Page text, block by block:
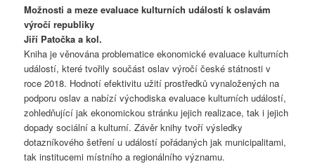
Možnosti a meze evaluace kulturních událostí k oslavám
výročí republiky
Jiří Patočka a kol.
Kniha je věnována problematice ekonomické evaluace kulturních
událostí, které tvořily součást oslav výročí české státnosti v
roce 2018. Hodnotí efektivitu užití prostředků vynaložených na
podporu oslav a nabízí východiska evaluace kulturních událostí,
zohledňující jak ekonomickou stránku jejich realizace, tak i jejich
dopady sociální a kulturní. Závěr knihy tvoří výsledky
dotazníkového šetření u událostí pořádaných jak municipalitami,
tak institucemi místního a regionálního významu.